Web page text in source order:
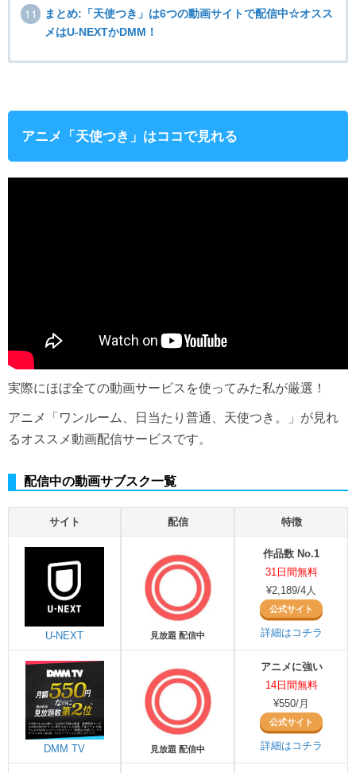
まとめ:「天使つき」は6つの動画サイトで配信中☆オスス
メはU-NEXTかDMM！
アニメ「天使つき」はココで見れる
実際にほぼ全ての動画サービスを使ってみた私が厳選！
アニメ「ワンルーム、日当たり普通、天使つき。」が見れ
るオススメ動画配信サービスです。
配信中の動画サブスク一覧
サイト 配信 特徴
U-NEXT 見放題 配信中
作品数 No.1
31日間無料
¥2,189/4人
公式サイト
詳細はコチラ
DMM TV 見放題 配信中
アニメに強い
14日間無料
¥550/月
公式サイト
詳細はコチラ